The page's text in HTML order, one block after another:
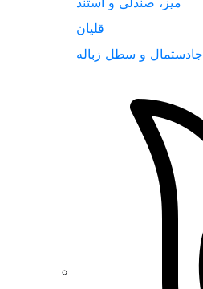
قلیان
جادستمال و سطل زباله